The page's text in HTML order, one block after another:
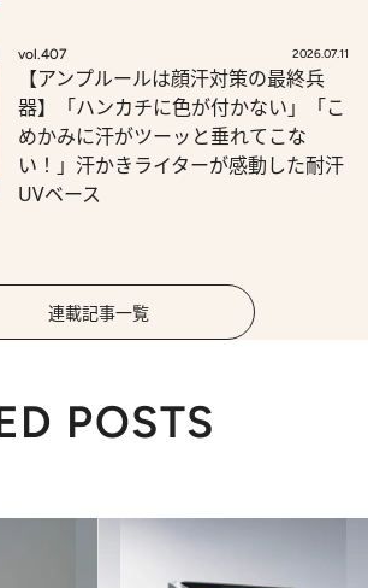
vol.407 2026.07.11
【アンプルールは顔汗対策の最終兵
器】「ハンカチに色が付かない」「こ
めかみに汗がツーッと垂れてこな
い！」汗かきライターが感動した耐汗
UVベース
連載記事一覧
POSTS